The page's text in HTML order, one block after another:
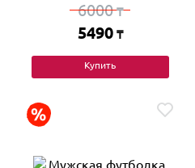
6000₸
5490 ₸
Купить